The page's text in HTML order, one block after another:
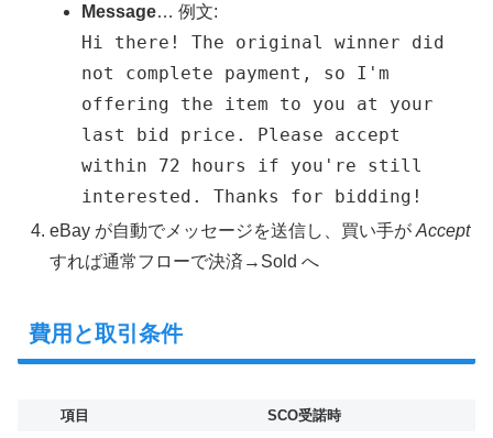
Message… 例文:
Hi there! The original winner did
not complete payment, so I'm
offering the item to you at your
last bid price. Please accept
within 72 hours if you're still
interested. Thanks for bidding!
eBay が自動でメッセージを送信し、買い手がAccept
すれば通常フローで決済→Sold へ
費用と取引条件
項目
SCO受諾時